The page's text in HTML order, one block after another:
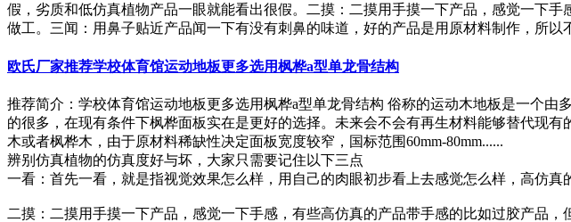
假，劣质和低仿真植物产品一眼就能看出很假。二摸：二摸用手摸一下产品，感觉一下
做工。三闻：用鼻子贴近产品闻一下有没有刺鼻的味道，好的产品是用原材料制作，所以
欧氏厂家推荐学校体育馆运动地板更多选用枫桦a型单龙骨结构
推荐简介：学校体育馆运动地板更多选用枫桦a型单龙骨结构 俗称的运动木地板是一个
的很多，在现有条件下枫桦面板实在是更好的选择。未来会不会有再生材料能够替代现
木或者枫桦木，由于原材料稀缺性决定面板宽度较窄，国标范围60mm-80mm......
辨别仿真植物的仿真度好与坏，大家只需要记住以下三点
一看：首先一看，就是指视觉效果怎么样，用自己的肉眼初步看上去感觉怎么样，高仿
二摸：二摸用手摸一下产品，感觉一下手感，有些高仿真的产品带手感的比如过胶产品，